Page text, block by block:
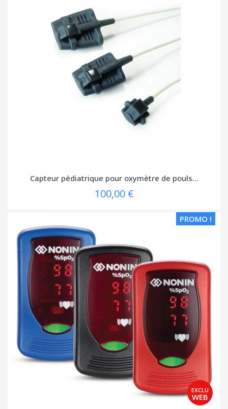
Capteur pédiatrique pour oxymètre de pouls...
100,00 €
PROMO !